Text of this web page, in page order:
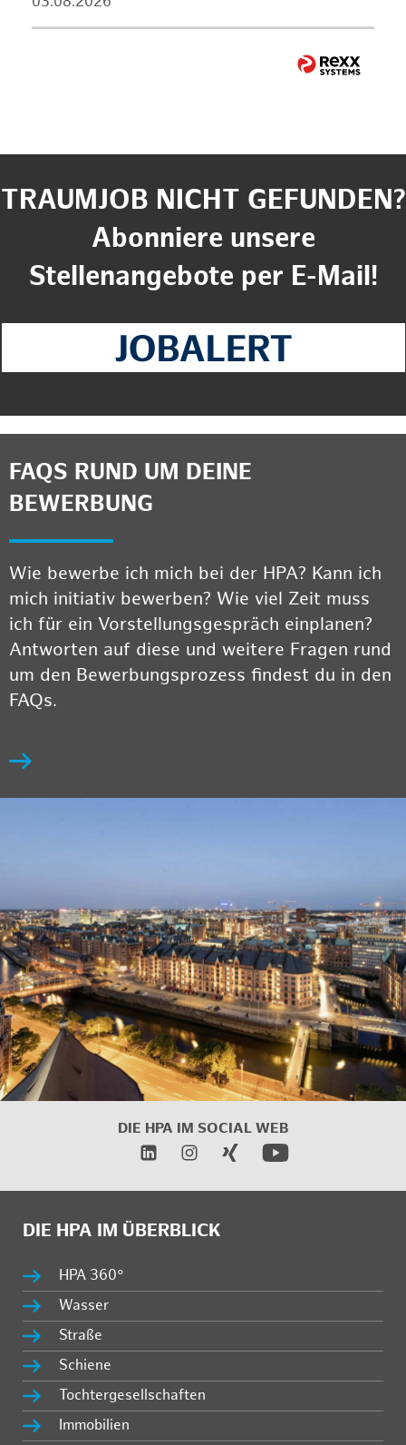
TRAUMJOB NICHT GEFUNDEN?
Abonniere unsere
Stellenangebote per E-Mail!
FAQS RUND UM DEINE
BEWERBUNG
Wie bewerbe ich mich bei der HPA? Kann ich
mich initiativ bewerben? Wie viel Zeit muss
ich für ein Vorstellungsgespräch einplanen?
Antworten auf diese und weitere Fragen rund
um den Bewerbungsprozess findest du in den
FAQs.
DIE HPA IM SOCIAL WEB
DIE HPA IM ÜBERBLICK
HPA 360°
Wasser
Straße
Schiene
Tochtergesellschaften
Immobilien